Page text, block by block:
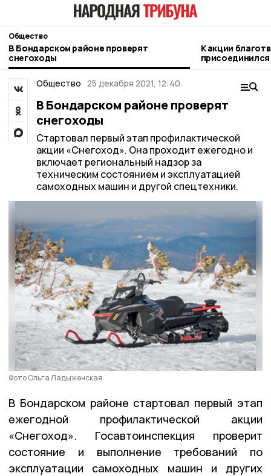
Общество
В Бондарском районе проверят
снегоходы
К акции
ЦРБ
Общество 25 декабря 2021, 12:40
В Бондарском районе проверят
снегоходы
Стартовал первый этап профилактической
акции «Снегоход». Она проходит ежегодно и
включает региональный надзор за
техническим состоянием и эксплуатацией
самоходных машин и другой спецтехники.
Фото Ольга Ладыженская
В Бондарском районе стартовал первый этап
ежегодной профилактической акции
«Снегоход». Госавтоинспекция проверит
состояние и выполнение требований по
эксплуатации самоходных машин и других